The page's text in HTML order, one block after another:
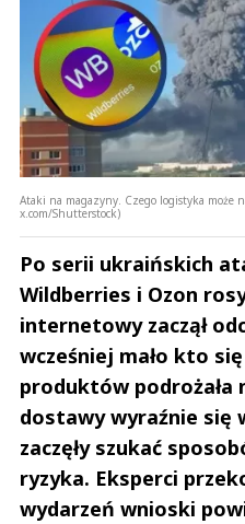
Ataki na magazyny. Czego logistyka może
x.com/Shutterstock)
Po serii ukraińskich
Wildberries i Ozon
internetowy zaczął
wcześniej mało kto się
produktów podrożała
dostawy wyraźnie się
zaczęły szukać
ryzyka. Eksperci
wydarzeń wnioski